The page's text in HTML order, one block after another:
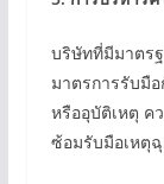
บริษัทที่มีมาตร
มาตรการรับมื
หรืออุบัติเหตุ ค
ซ้อมรับมือเหตุ